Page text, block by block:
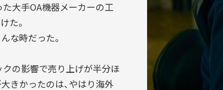
大手OA機器メーカーの工
た。
な時だった。
クの影響で売り上げが半分ほ
きかったのは、やはり海外